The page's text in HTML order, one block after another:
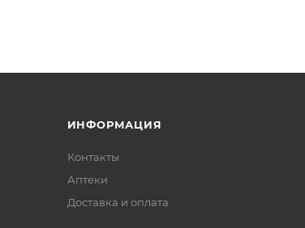
ИНФОРМАЦИЯ
Контакты
Аптеки
Доставка и оплата